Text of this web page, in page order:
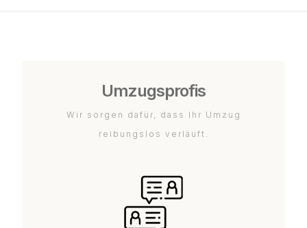
Umzugsprofis
Wir sorgen dafür, dass Ihr Umzug
reibungslos verläuft.